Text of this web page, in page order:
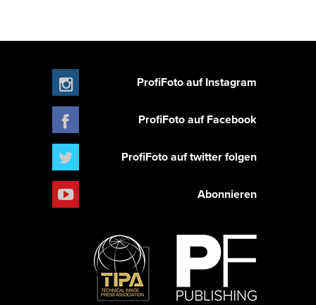
ProfiFoto auf Instagram
ProfiFoto auf Facebook
ProfiFoto auf twitter folgen
Abonnieren